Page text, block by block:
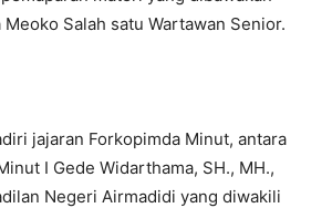
Salah satu Wartawan Senior.
jajaran Forkopimda Minut, antara
I Gede Widarthama, SH., MH.,
Negeri Airmadidi yang diwakili